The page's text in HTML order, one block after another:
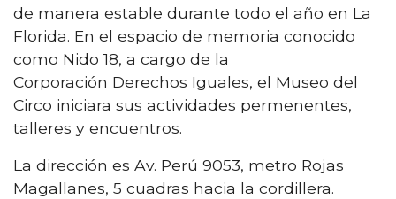
de manera estable durante todo el año en La
Florida. En el espacio de memoria conocido
como Nido 18, a cargo de la
Corporación Derechos Iguales, el Museo del
Circo iniciara sus actividades permenentes,
talleres y encuentros.
La dirección es Av. Perú 9053, metro Rojas
Magallanes, 5 cuadras hacia la cordillera.